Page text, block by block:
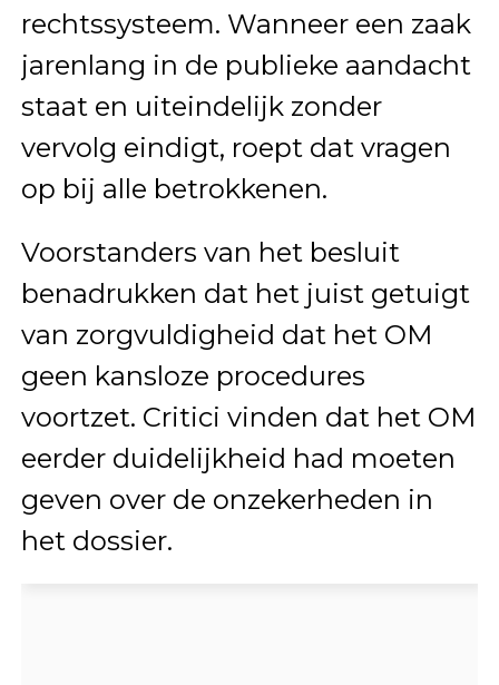
rechtssysteem. Wanneer een zaak
jarenlang in de publieke aandacht
staat en uiteindelijk zonder
vervolg eindigt, roept dat vragen
op bij alle betrokkenen.
Voorstanders van het besluit
benadrukken dat het juist getuigt
van zorgvuldigheid dat het OM
geen kansloze procedures
voortzet. Critici vinden dat het OM
eerder duidelijkheid had moeten
geven over de onzekerheden in
het dossier.